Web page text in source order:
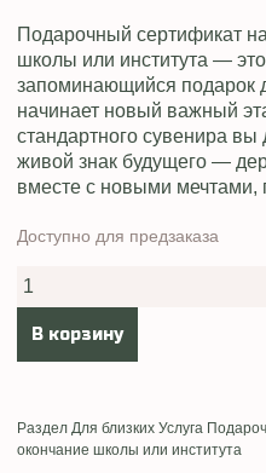
Подарочный сертификат
школы или института —
запоминающийся подарок
начинает новый важный
стандартного сувенира
живой знак будущего —
вместе с новыми
Доступно для предзаказа
Количество
товара
Подарочный
сертификат
на
посадку
школы
или
института
В корзину
Раздел Для близких Услуга
окончание школы или института